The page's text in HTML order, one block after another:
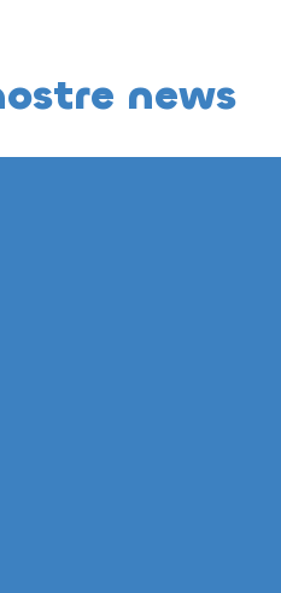
news